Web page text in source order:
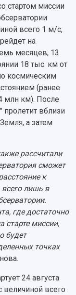
стартом миссии
всего 1 м/с,
на
месяцев, 13
18 тыс. км от
космическим
(ранее
млн км). После
пролетит вблизи
а затем
рассчитали
сможет
к
всего лишь в
где достаточно
старте миссии,
будет
точках
24 августа
величиной всего